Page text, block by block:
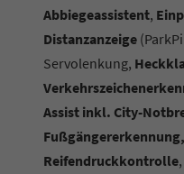
Abbiegeassistent,
Distanzanzeige
Servolenkung,
Assist inkl. City-
Reifendruckkontrolle